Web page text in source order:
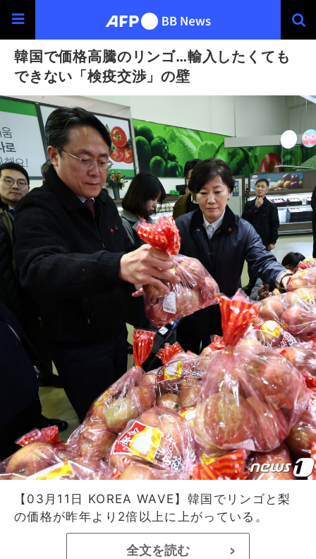
韓国で価格高騰のリンゴ…輸入したくても
できない「検疫交渉」の壁
【03月11日 KOREA WAVE】韓国でリンゴと梨
の価格が昨年より2倍以上に上がっている。
全文を読む >